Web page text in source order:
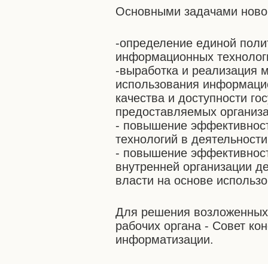
Основными задачами
-определение единой
информационных
-выработка и реализация
использования
качества и доступности
предоставляемых
- повышение
технологий в
- повышение
внутренней организации
власти на основе
Для решения
рабочих органа - Совет
информатизации.